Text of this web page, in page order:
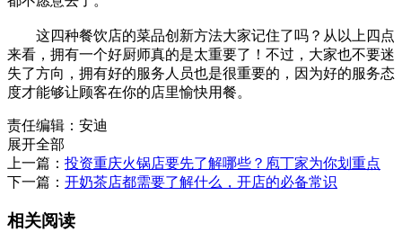
这四种餐饮店的菜品创新方法大家记住了吗？从以上四点
来看，拥有一个好厨师真的是太重要了！不过，大家也不要迷
失了方向，拥有好的服务人员也是很重要的，因为好的服务态
度才能够让顾客在你的店里愉快用餐。
责任编辑：安迪
展开全部
上一篇： 投资重庆火锅店要先了解哪些？庖丁家为你划重点
下一篇： 开奶茶店都需要了解什么，开店的必备常识
相关阅读